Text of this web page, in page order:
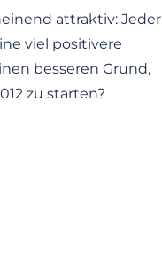
attraktiv: Jeder
viel positivere
besseren Grund,
zu starten?